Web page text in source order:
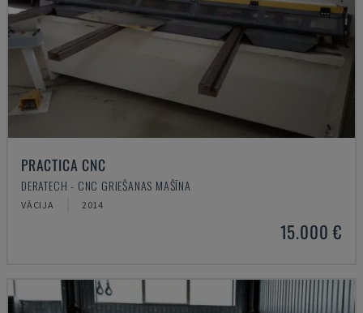
PRACTICA CNC
DERATECH - CNC GRIEŠANAS MAŠĪNA
VĀCIJA 2014
15.000 €